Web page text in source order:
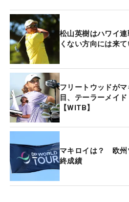
松山英樹はハワイ
くない方向には来て
フリートウッドが
目、テーラーメイ
【WITB】
マキロイは？ 欧
終成績